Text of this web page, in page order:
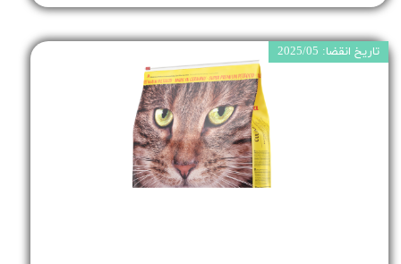
تاریخ انقضا: 2025/05